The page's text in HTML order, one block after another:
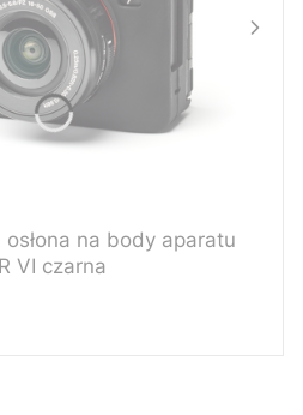
na body aparatu
VI czarna